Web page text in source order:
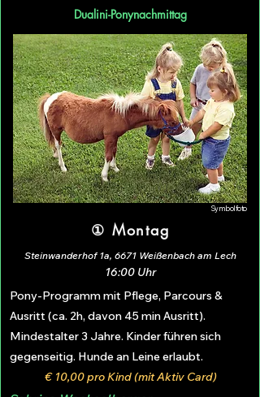
Dualini-Ponynachmittag
Symbolfoto
① Montag
Steinwanderhof 1a, 6671 Weißenbach am Lech
16:00 Uhr
Pony-Programm mit Pflege, Parcours &
Ausritt (ca. 2h, davon 45 min Ausritt).
Mindestalter 3 Jahre. Kinder führen sich
gegenseitig. Hunde an Leine erlaubt.
€ 10,00 pro Kind (mit Aktiv Card)